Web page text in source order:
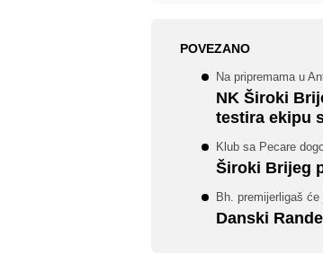
POVEZANO
Na pripremama u
NK Široki
testira ekipu
Klub sa Pecare
Široki Brijeg
Bh. premijerligaš
Danski